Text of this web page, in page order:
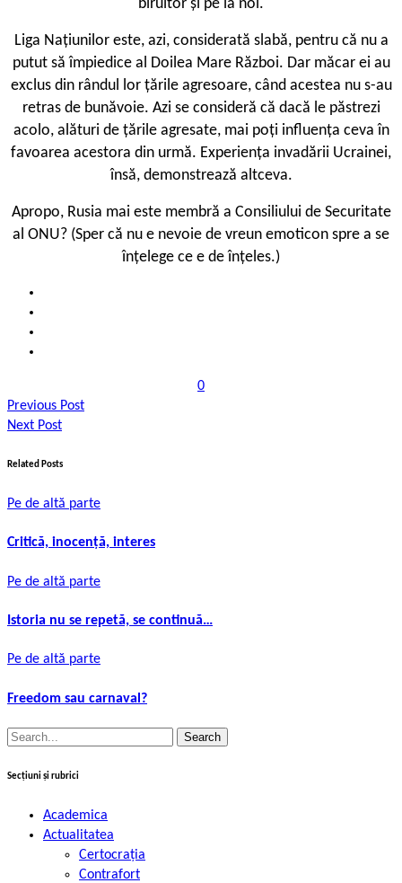
biruitor și pe la noi.
Liga Națiunilor este, azi, considerată slabă, pentru că nu a
putut să împiedice al Doilea Mare Război. Dar măcar ei au
exclus din rândul lor țările agresoare, când acestea nu s-au
retras de bunăvoie. Azi se consideră că dacă le păstrezi
acolo, alături de țările agresate, mai poți influența ceva în
favoarea acestora din urmă. Experiența invadării Ucrainei,
însă, demonstrează altceva.
Apropo, Rusia mai este membră a Consiliului de Securitate
al ONU? (Sper că nu e nevoie de vreun emoticon spre a se
înțelege ce e de înțeles.)
0
Previous Post
Next Post
Related Posts
Pe de altă parte
Critică, inocență, interes
Pe de altă parte
Istoria nu se repetă, se continuă…
Pe de altă parte
Freedom sau carnaval?
Search
Secțiuni și rubrici
Academica
Actualitatea
Certocrația
Contrafort